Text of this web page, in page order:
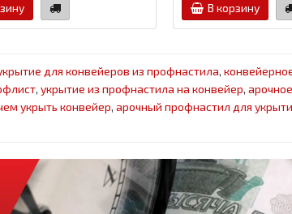
В корзину
для конвейеров из профнастила,
, укрытие из профнастила на конвейер,
укрыть конвейер, арочный профнастил для